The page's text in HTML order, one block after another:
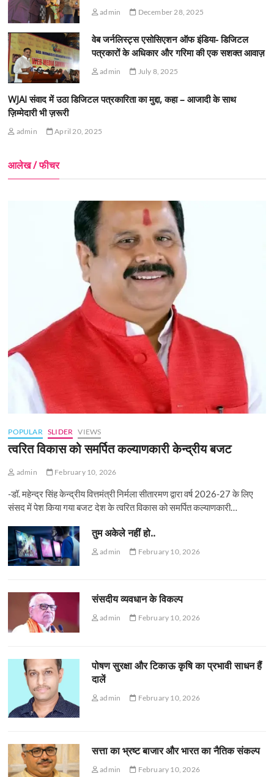
admin December 28, 2025
वेब जर्नलिस्ट्स एसोसिएशन ऑफ इंडिया- डिजिटल
पत्रकारों के अधिकार और गरिमा की एक सशक्त आवाज़
admin July 8, 2025
WJAI संवाद में उठा डिजिटल पत्रकारिता का मुद्दा, कहा – आजादी के साथ
ज़िम्मेदारी भी ज़रूरी
admin April 20, 2025
आलेख / फीचर
POPULAR SLIDER VIEWS
त्वरित विकास को समर्पित कल्याणकारी केन्‍द्रीय बजट
admin February 10, 2026
-डॉ. महेन्द्र सिंह केन्द्रीय वित्तमंत्री निर्मला सीतारमण द्वारा वर्ष 2026-27 के लिए
संसद में पेश किया गया बजट देश के त्वरित विकास को समर्पित कल्याणकारी…
तुम अकेले नहीं हो..
admin February 10, 2026
संसदीय व्यवधान के विकल्प
admin February 10, 2026
पोषण सुरक्षा और टिकाऊ कृषि का प्रभावी साधन हैं
दालें
admin February 10, 2026
सत्ता का भ्रष्ट बाजार और भारत का नैतिक संकल्प
admin February 10, 2026